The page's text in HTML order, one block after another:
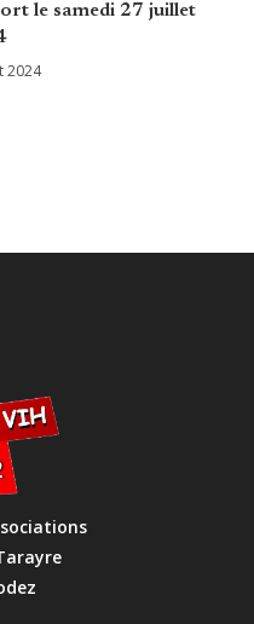
le samedi 27 juillet
2024